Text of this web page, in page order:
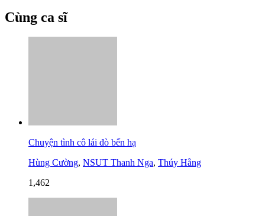
Cùng ca sĩ
Chuyện tình cô lái đò bến hạ
Hùng Cường, NSUT Thanh Nga, Thúy Hằng
1,462